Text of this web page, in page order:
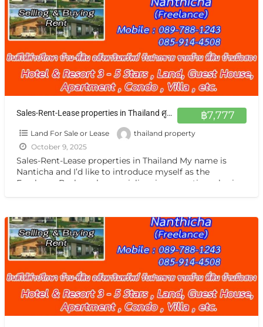
฿7,777
Sales-Rent-Lease properties in Thailand ศูนย์กลาง อสังหาฯ ทั่วไทย รับฝากฝากขาย เช่า บ้าน ตึกแถว ที่ดิน กิจการ กรุงเทพ หรือต่างจังหวัดแหล่งน่าสนใจ
Land For Sale or Lease
thailand property
October 9, 2025
Sales-Rent-Lease properties in Thailand My name is
Nanticha and I’d like to introduce myself as the
Freelance Broker who specializes in properties sales in